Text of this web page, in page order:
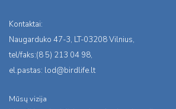
Kontaktai:
Naugarduko 47-3, LT-03208 Vilnius,
tel/faks:(8 5) 213 04 98,
el.pastas: lod@birdlife.lt
Mūsų vizija